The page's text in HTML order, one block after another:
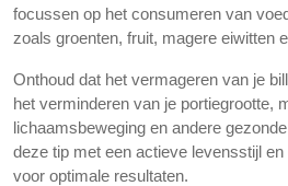
focussen op het consumeren van
zoals groenten, fruit, magere eiwitten
Onthoud dat het vermageren van je
het verminderen van je portiegrootte,
lichaamsbeweging en andere
deze tip met een actieve levensstijl
voor optimale resultaten.